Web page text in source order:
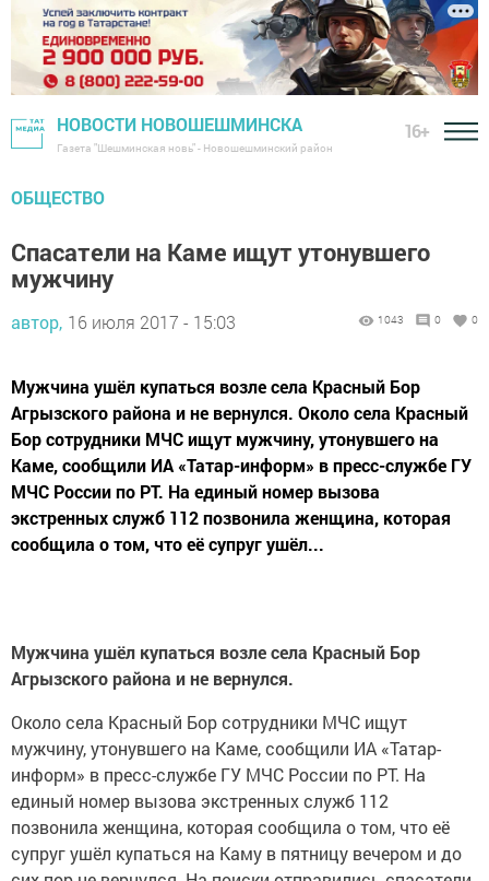
НОВОСТИ НОВОШЕШМИНСКА
Газета "Шешминская новь" - Новошешминский район
16+
ОБЩЕСТВО
Спасатели на Каме ищут утонувшего
мужчину
автор, 16 июля 2017 - 15:03 1043 0 0
Мужчина ушёл купаться возле села Красный Бор
Агрызского района и не вернулся. Около села Красный
Бор сотрудники МЧС ищут мужчину, утонувшего на
Каме, сообщили ИА «Татар-информ» в пресс-службе ГУ
МЧС России по РТ. На единый номер вызова
экстренных служб 112 позвонила женщина, которая
сообщила о том, что её супруг ушёл...
Мужчина ушёл купаться возле села Красный Бор
Агрызского района и не вернулся.
Около села Красный Бор сотрудники МЧС ищут
мужчину, утонувшего на Каме, сообщили ИА «Татар-
информ» в пресс-службе ГУ МЧС России по РТ. На
единый номер вызова экстренных служб 112
позвонила женщина, которая сообщила о том, что её
супруг ушёл купаться на Каму в пятницу вечером и до